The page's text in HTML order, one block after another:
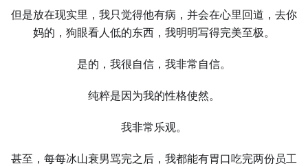
但是放在现实里，我只觉得他有病，并会在心里回道，去你
妈的，狗眼看⼈低的东西，我明明写得完美至极。
是的，我很自信，我非常自信。
纯粹是因为我的性格使然。
我非常乐观。
甚至，每每冰山衰男骂完之后，我都能有胃口吃完两份员工